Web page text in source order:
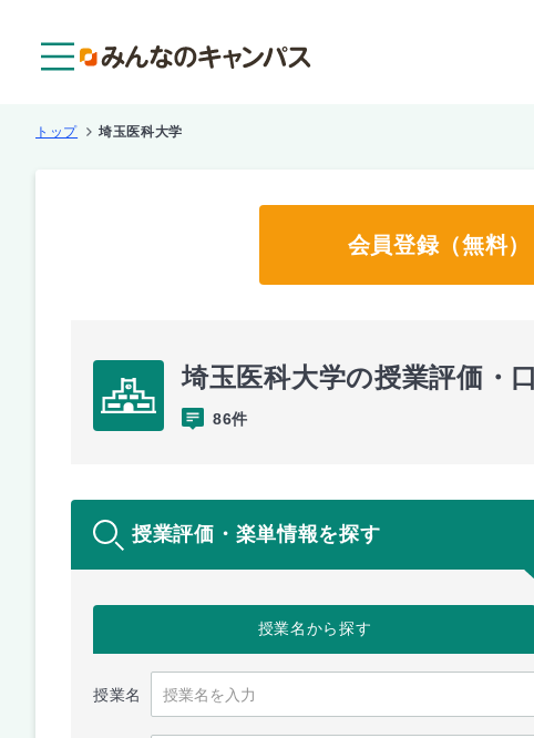
トップ 埼玉医科大学
会員登録（無料
埼玉医科大学の授業評価・
86件
授業評価・楽単情報を探す
授業名から探す
授業名